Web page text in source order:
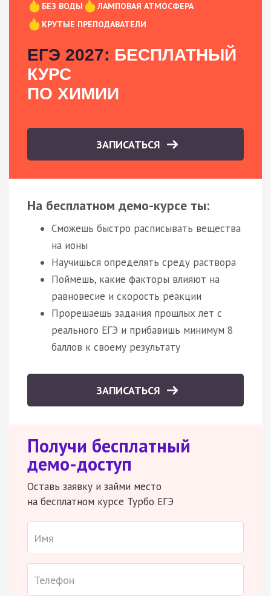
БЕЗ ВОДЫ
ЛАМПОВАЯ АТМОСФЕРА
КРУТЫЕ ПРЕПОДАВАТЕЛИ
ЕГЭ 2027: БЕСПЛАТНЫЙ
КУРС
ПО ХИМИИ
ЗАПИСАТЬСЯ
На бесплатном демо-курсе ты:
Сможешь быстро расписывать вещества
на ионы
Научишься определять среду раствора
Поймешь, какие факторы влияют на
равновесие и скорость реакции
Прорешаешь задания прошлых лет с
реального ЕГЭ и прибавишь минимум 8
баллов к своему результату
ЗАПИСАТЬСЯ
Получи бесплатный
демо-доступ
Оставь заявку и займи место
на бесплатном курсе Турбо ЕГЭ